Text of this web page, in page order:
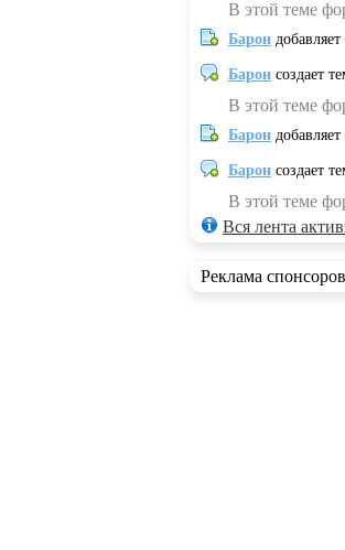
В этой теме
Барон добавляет
Барон создает
В этой теме
Барон добавляет
Барон создает
В этой теме
Вся лента
Реклама спонсоров